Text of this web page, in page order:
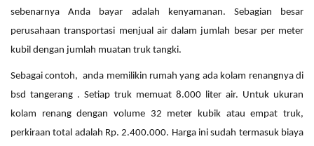
sebenarnya Anda bayar adalah kenyamanan. Sebagian besar
perusahaan transportasi menjual air dalam jumlah besar per meter
kubil dengan jumlah muatan truk tangki.
Sebagai contoh, anda memilikin rumah yang ada kolam renangnya di
bsd tangerang . Setiap truk memuat 8.000 liter air. Untuk ukuran
kolam renang dengan volume 32 meter kubik atauempat truk,
perkiraan total adalah Rp.2.400.000. Harga ini sudah termasuk biaya